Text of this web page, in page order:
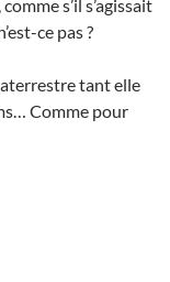
s’il s’agissait
ce pas ?
tant elle
Comme pour